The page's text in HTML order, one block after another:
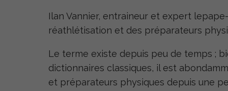
Ilan Vannier, entraineur et expert
réathlétisation et des préparateurs
Le terme existe depuis peu de temps ;
dictionnaires classiques, il est
et préparateurs physiques depuis une